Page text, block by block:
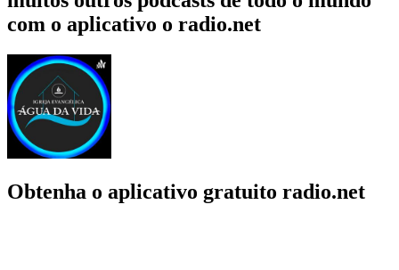
com o aplicativo o radio.net
Obtenha o aplicativo gratuito radio.net